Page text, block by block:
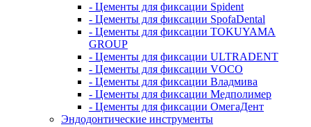
- Цементы для фиксации Spident
- Цементы для фиксации SpofaDental
- Цементы для фиксации TOKUYAMA
GROUP
- Цементы для фиксации ULTRADENT
- Цементы для фиксации VOCO
- Цементы для фиксации Владмива
- Цементы для фиксации Медполимер
- Цементы для фиксации ОмегаДент
Эндодонтические инструменты